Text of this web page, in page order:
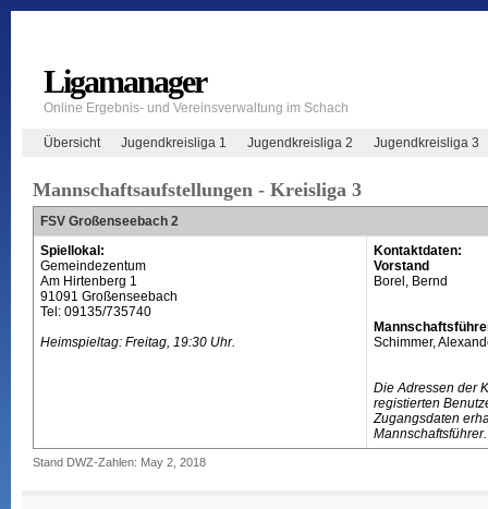
Ligamanager
Online Ergebnis- und Vereinsverwaltung im Schach
Übersicht Jugendkreisliga 1 Jugendkreisliga 2 Jugendkreisliga 3
Mannschaftsaufstellungen - Kreisliga 3
FSV Großenseebach 2
Spiellokal:
Gemeindezentum
Am Hirtenberg 1
91091 Großenseebach
Tel: 09135/735740
Heimspieltag: Freitag, 19:30 Uhr.
Kontaktdaten:
Vorstand
Borel, Bernd
Schimmer,
Die Adressen der
registierten
Zugangsdaten
Mannschaftsführer.
Stand DWZ-Zahlen: May 2, 2018